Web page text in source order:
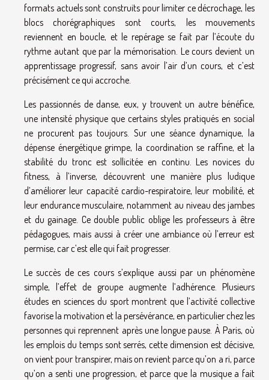
formats actuels sont construits pour limiter ce décrochage, les
blocs chorégraphiques sont courts, les mouvements
reviennent en boucle, et le repérage se fait par l’écoute du
rythme autant que par la mémorisation. Le cours devient un
apprentissage progressif, sans avoir l’air d’un cours, et c’est
précisément ce qui accroche.
Les passionnés de danse, eux, y trouvent un autre bénéfice,
une intensité physique que certains styles pratiqués en social
ne procurent pas toujours. Sur une séance dynamique, la
dépense énergétique grimpe, la coordination se raffine, et la
stabilité du tronc est sollicitée en continu. Les novices du
fitness, à l’inverse, découvrent une manière plus ludique
d’améliorer leur capacité cardio-respiratoire, leur mobilité, et
leur endurance musculaire, notamment au niveau des jambes
et du gainage. Ce double public oblige les professeurs à être
pédagogues, mais aussi à créer une ambiance où l’erreur est
permise, car c’est elle qui fait progresser.
Le succès de ces cours s’explique aussi par un phénomène
simple, l’effet de groupe augmente l’adhérence. Plusieurs
études en sciences du sport montrent que l’activité collective
favorise la motivation et la persévérance, en particulier chez les
personnes qui reprennent après une longue pause. À Paris, où
les emplois du temps sont serrés, cette dimension est décisive,
on vient pour transpirer, mais on revient parce qu’on a ri, parce
qu’on a senti une progression, et parce que la musique a fait